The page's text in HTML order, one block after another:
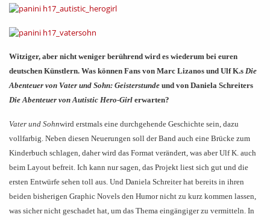
Witziger, aber nicht weniger berührend wird es wiederum bei euren
deutschen Künstlern. Was können Fans von Marc Lizanos und Ulf K.s Die
Abenteuer von Vater und Sohn: Geisterstunde und von Daniela Schreiters
Die Abenteuer von Autistic Hero-Girl erwarten?
Vater und Sohnwird erstmals eine durchgehende Geschichte sein, dazu
vollfarbig. Neben diesen Neuerungen soll der Band auch eine Brücke zum
Kinderbuch schlagen, daher wird das Format verändert, was aber Ulf K. auch
beim Layout befreit. Ich kann nur sagen, das Projekt liest sich gut und die
ersten Entwürfe sehen toll aus. Und Daniela Schreiter hat bereits in ihren
beiden bisherigen Graphic Novels den Humor nicht zu kurz kommen lassen,
was sicher nicht geschadet hat, um das Thema eingängiger zu vermitteln. In